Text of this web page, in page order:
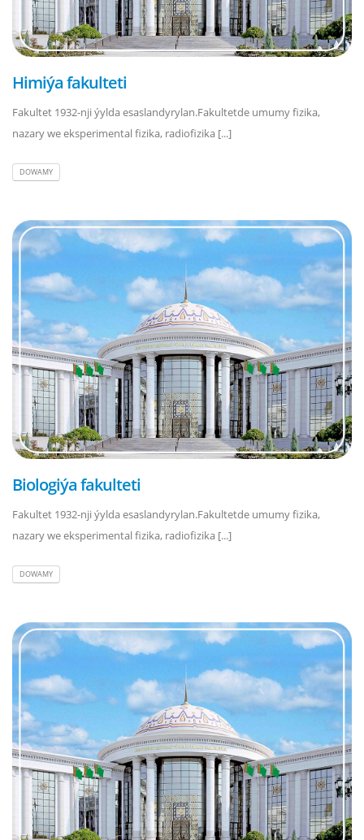
Himiýa fakulteti
Fakultet 1932-nji ýylda esaslandyrylan.Fakultetde umumy fizika,
nazary we eksperimental fizika, radiofizika [...]
DOWAMY
Biologiýa fakulteti
Fakultet 1932-nji ýylda esaslandyrylan.Fakultetde umumy fizika,
nazary we eksperimental fizika, radiofizika [...]
DOWAMY